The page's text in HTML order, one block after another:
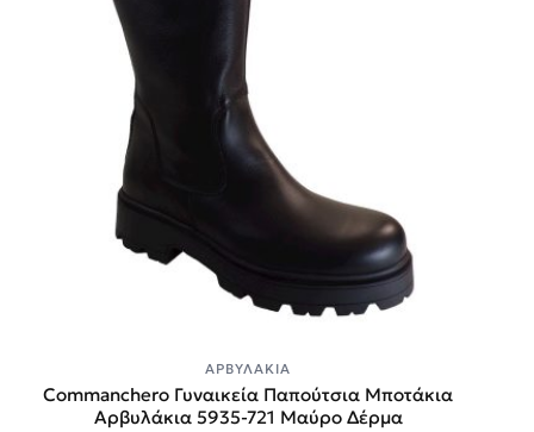
ΑΡΒΥΛΆΚΙΑ
Commanchero Γυναικεία Παπούτσια Μποτάκια
Αρβυλάκια 5935-721 Μαύρο Δέρμα